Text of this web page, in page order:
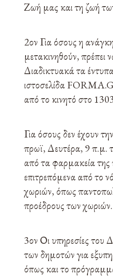
Ζωή μας και τη ζωή
2ον Για όσους η
μετακινηθούν,
Διαδικτυακά τα
ιστοσελίδα
από το κινητό στο
Για όσους δεν έχουν
πρωϊ, Δευτέρα, 9 π.μ.
από τα φαρμακεία της
επιτρεπόμενα από το
χωριών, όπως
προέδρους των χωριών.
3ον Οι υπηρεσίες του
των δημοτών για
όπως και το